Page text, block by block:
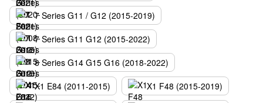
7 Series G11 / G12 (2015-2019)
7 Series G11 G12 (2015-2022)
8 Series G14 G15 G16 (2018-2022)
X1 E84 (2011-2015)
X1 F48 (2015-2019)